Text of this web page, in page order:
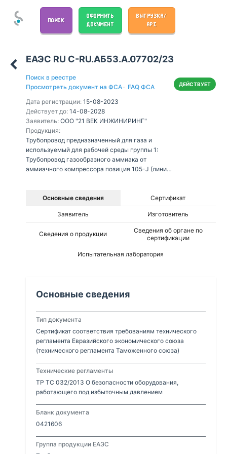
ПОИСК
ОФОРМИТЬ
ДОКУМЕНТ
ВЫГРУЗКА/
API
ЕАЭС RU С-RU.АБ53.А.07702/23
Поиск в реестре
Просмотреть документ на ФСА · FAQ ФСА
Дата регистрации: 15-08-2023
Действует до: 14-08-2028
Заявитель: ООО "21 ВЕК ИНЖИНИРИНГ"
Продукция:
Трубопровод предназначенный для газа и
используемый для рабочей среды группы 1:
Трубопровод газообразного аммиака от
аммиачного компрессора позиция 105-J (линия
расчетное давление 2,4 МПа, расчетная
температура 171 °С.
ДЕЙСТВУЕТ
Основные сведения Сертификат
Заявитель Изготовитель
Сведения о продукции
Сведения об органе по
сертификации
Испытательная лаборатория
Основные сведения
Тип документа
Сертификат соответствия требованиям технического
регламента Евразийского экономического союза
(технического регламента Таможенного союза)
Технические регламенты
ТР ТС 032/2013 О безопасности оборудования,
работающего под избыточным давлением
Бланк документа
0421606
Группа продукции ЕАЭС